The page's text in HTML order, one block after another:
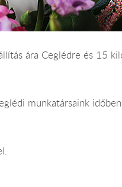
ára Ceglédre és 15
munkatársaink